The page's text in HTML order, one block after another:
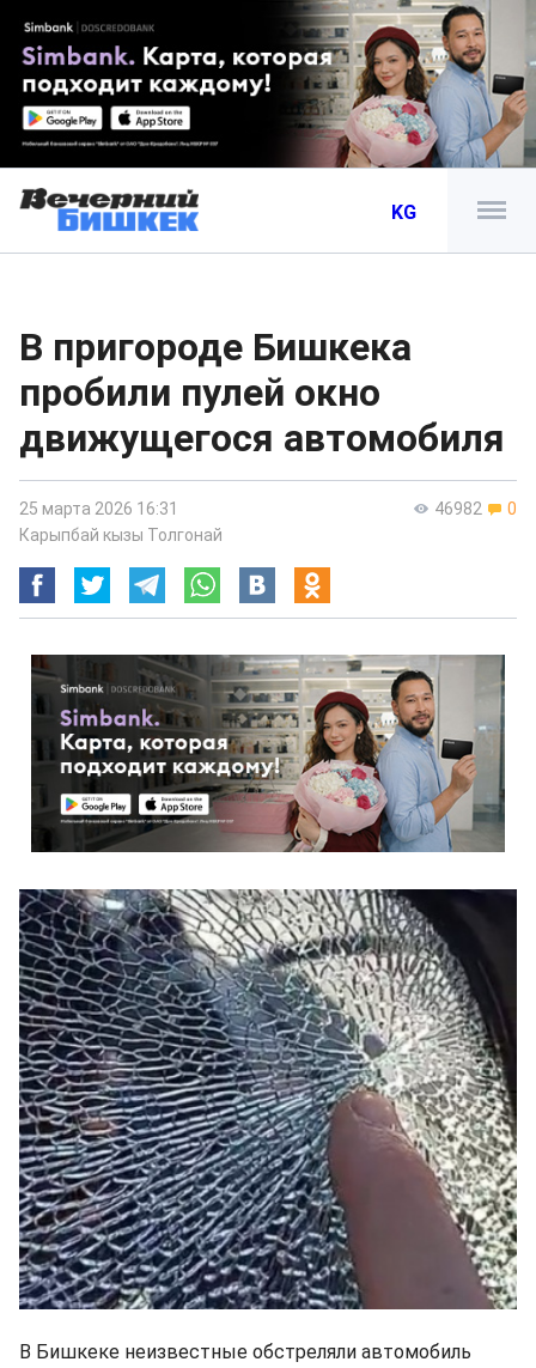
KG
В пригороде Бишкека
пробили пулей окно
движущегося автомобиля
46982 0
25 марта 2026 16:31
Карыпбай кызы Толгонай
В Бишкеке неизвестные обстреляли автомобиль